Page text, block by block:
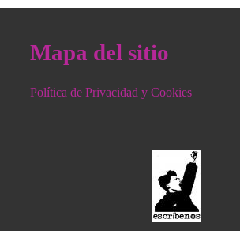
Mapa del sitio
Política de Privacidad y Cookies